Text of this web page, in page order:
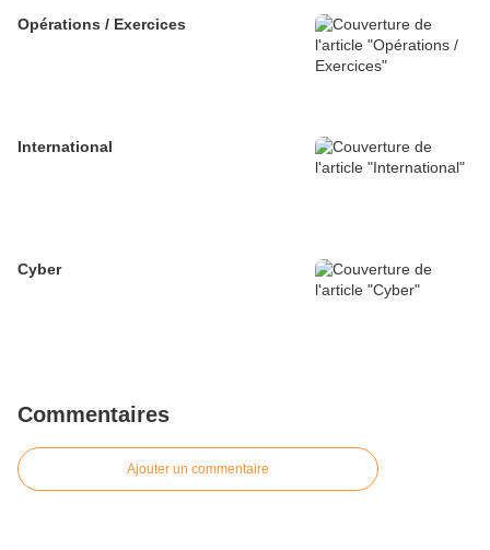
Opérations / Exercices
International
Cyber
Commentaires
Ajouter un commentaire